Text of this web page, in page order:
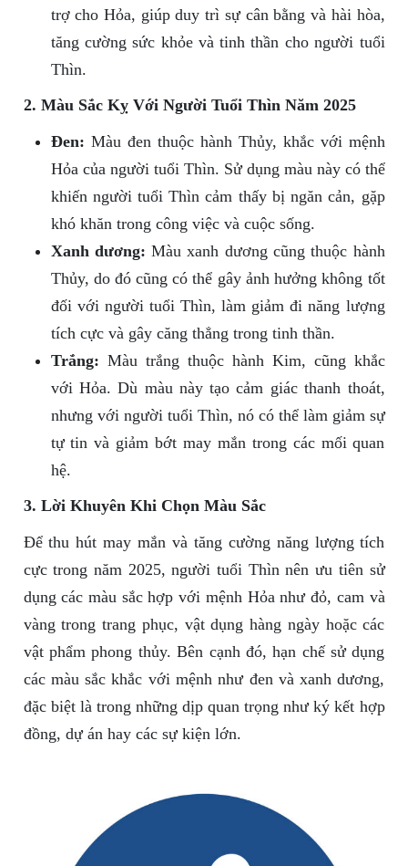
trợ cho Hỏa, giúp duy trì sự cân bằng và hài hòa,
tăng cường sức khỏe và tinh thần cho người tuổi
Thìn.
2. Màu Sắc Kỵ Với Người Tuổi Thìn Năm 2025
Đen: Màu đen thuộc hành Thủy, khắc với mệnh
Hỏa của người tuổi Thìn. Sử dụng màu này có thể
khiến người tuổi Thìn cảm thấy bị ngăn cản, gặp
khó khăn trong công việc và cuộc sống.
Xanh dương: Màu xanh dương cũng thuộc hành
Thủy, do đó cũng có thể gây ảnh hưởng không tốt
đối với người tuổi Thìn, làm giảm đi năng lượng
tích cực và gây căng thẳng trong tinh thần.
Trắng: Màu trắng thuộc hành Kim, cũng khắc
với Hỏa. Dù màu này tạo cảm giác thanh thoát,
nhưng với người tuổi Thìn, nó có thể làm giảm sự
tự tin và giảm bớt may mắn trong các mối quan
hệ.
3. Lời Khuyên Khi Chọn Màu Sắc
Để thu hút may mắn và tăng cường năng lượng tích
cực trong năm 2025, người tuổi Thìn nên ưu tiên sử
dụng các màu sắc hợp với mệnh Hỏa như đỏ, cam và
vàng trong trang phục, vật dụng hàng ngày hoặc các
vật phẩm phong thủy. Bên cạnh đó, hạn chế sử dụng
các màu sắc khắc với mệnh như đen và xanh dương,
đặc biệt là trong những dịp quan trọng như ký kết hợp
đồng, dự án hay các sự kiện lớn.